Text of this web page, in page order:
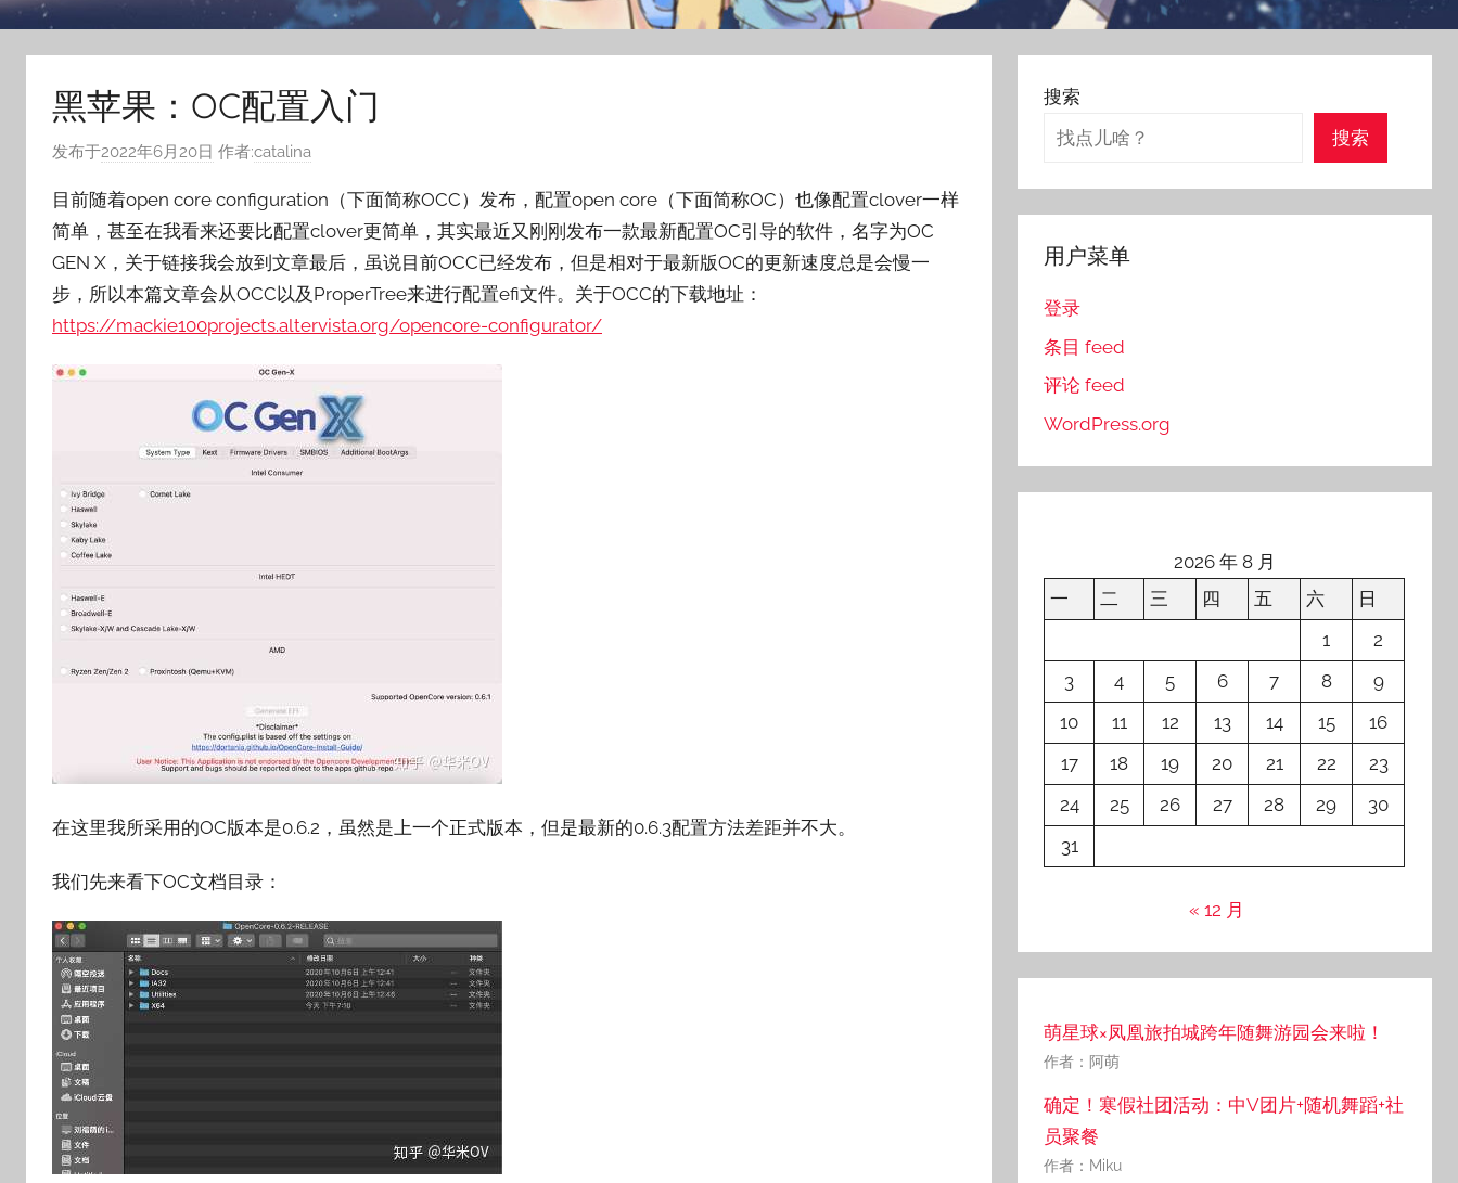
黑苹果：OC配置入门
发布于2022年6月20日 作者:catalina
目前随着open core configuration（下面简称OCC）发布，配置open core（下面简称OC）也像配置clover一样
简单，甚至在我看来还要比配置clover更简单，其实最近又刚刚发布一款最新配置OC引导的软件，名字为OC
GEN X，关于链接我会放到文章最后，虽说目前OCC已经发布，但是相对于最新版OC的更新速度总是会慢一
步，所以本篇文章会从OCC以及ProperTree来进行配置efi文件。关于OCC的下载地址：
https://mackie100projects.altervista.org/opencore-configurator/
在这里我所采用的OC版本是0.6.2，虽然是上一个正式版本，但是最新的0.6.3配置方法差距并不大。
我们先来看下OC文档目录：
搜索
搜索
用户菜单
登录
条目 feed
评论 feed
WordPress.org
2026 年 8 月
一
二 三 四 五 六
日
1
2
3
4 5 6 7 8
9
10
11 12 13 14 15
16
17
18 19 20 21 22
23
24
25 26 27 28 29
30
31
« 12 月
萌星球×凤凰旅拍城跨年随舞游园会来啦！
作者：阿萌
确定！寒假社团活动：中V团片+随机舞蹈+社
员聚餐
作者：Miku